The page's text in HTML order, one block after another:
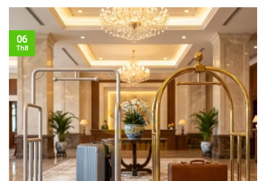
06
Th8